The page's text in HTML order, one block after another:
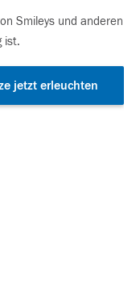
Smileys und anderen
ist.
jetzt erleuchten